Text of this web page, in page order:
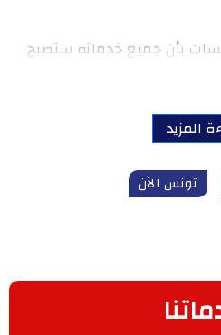
بأن جميع خدماته ستصبح
المزيد
تونس الآن